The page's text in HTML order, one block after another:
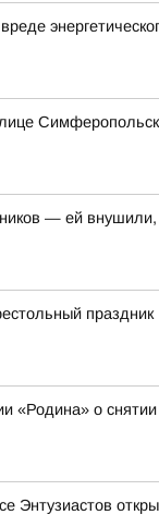
— ей внушили,
праздник
«Родина» о
Энтузиастов